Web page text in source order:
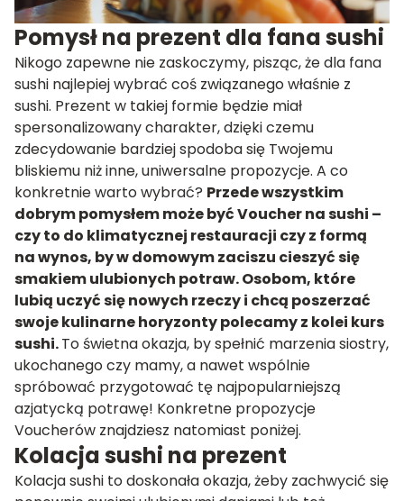
Pomysł na prezent dla fana sushi
Nikogo zapewne nie zaskoczymy, pisząc, że dla fana
sushi najlepiej wybrać coś związanego właśnie z
sushi. Prezent w takiej formie będzie miał
spersonalizowany charakter, dzięki czemu
zdecydowanie bardziej spodoba się Twojemu
bliskiemu niż inne, uniwersalne propozycje. A co
konkretnie warto wybrać? Przede wszystkim
dobrym pomysłem może byćVoucher na sushi –
czy to do klimatycznej restauracji czy z formą
na wynos, by w domowym zaciszu cieszyć się
smakiem ulubionych potraw. Osobom, które
lubią uczyć się nowych rzeczy i chcą poszerzać
swoje kulinarne horyzonty polecamy z kolei kurs
sushi.To świetna okazja, by spełnić marzenia siostry,
ukochanego czy mamy, a nawet wspólnie
spróbować przygotować tę najpopularniejszą
azjatycką potrawę! Konkretne propozycje
Voucherów znajdziesz natomiast poniżej.
Kolacja sushi na prezent
Kolacja sushi to doskonała okazja, żeby zachwycić się